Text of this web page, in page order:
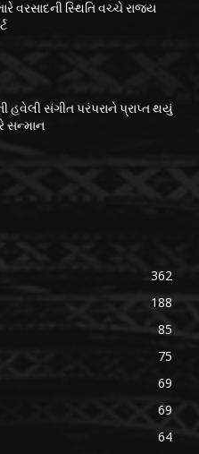
વરસાદની સ્થિતિ વચ્ચે રાજ્ય
હવેલી સંગીત પરંપરાને પ્રાપ્ત થયું
સન્માન
362
188
85
75
69
69
64